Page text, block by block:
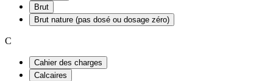
Brut
Brut nature (pas dosé ou dosage zéro)
C
Cahier des charges
Calcaires